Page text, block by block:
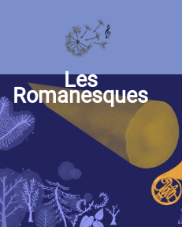
Aller au contenu
Les
Romanesques